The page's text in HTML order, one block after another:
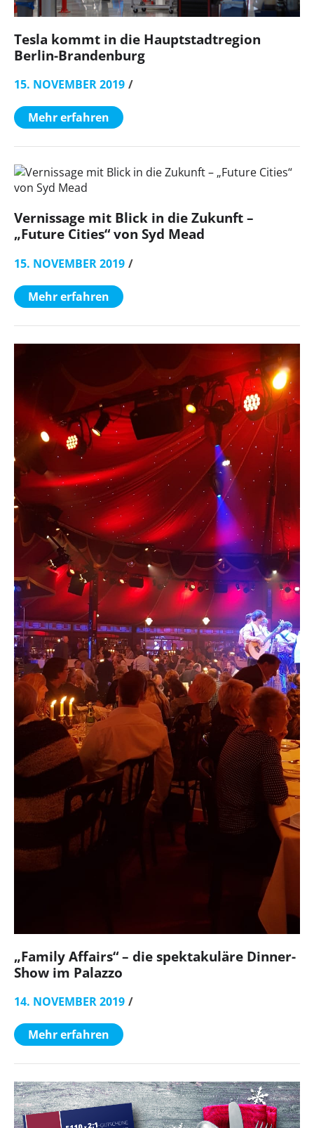
Tesla kommt in die Hauptstadtregion
Berlin-Brandenburg
15. NOVEMBER 2019
Mehr erfahren
Vernissage mit Blick in die Zukunft –
„Future Cities“ von Syd Mead
15. NOVEMBER 2019
Mehr erfahren
„Family Affairs“ – die spektakuläre Dinner-
Show im Palazzo
14. NOVEMBER 2019
Mehr erfahren